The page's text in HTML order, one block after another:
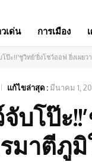
เด่น การเมือง
ป๊ะ!!'ชูวิทย์'ยิ่งโชว์ออฟ ยิ่งเผยว
แก้ไขล่าสุด : มีนาคม 1,
บโป๊ะ
มาตีภูมิ